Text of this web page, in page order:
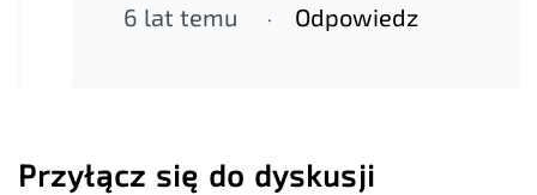
6 lat temu Odpowiedz
Przyłącz się do dyskusji